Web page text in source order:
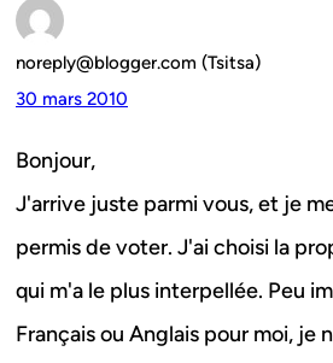
noreply@blogger.com (Tsitsa)
30 mars 2010
Bonjour,
J'arrive juste parmi vous, et je
permis de voter. J'ai choisi la
qui m'a le plus interpellée. Peu
Français ou Anglais pour moi, je